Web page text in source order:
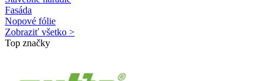
Fasáda
Nopové fólie
Zobraziť všetko >
Top značky